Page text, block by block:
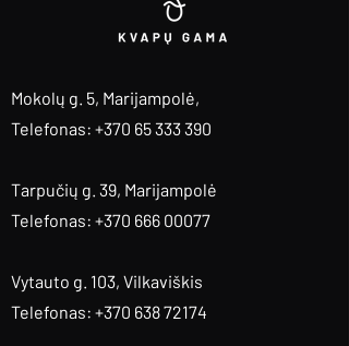
Mokolų g. 5, Marijampolė,
Telefonas: +370 65 333 390
Tarpučių g. 39, Marijampolė
Telefonas: +370 666 00077
Vytauto g. 103, Vilkaviškis
Telefonas: +370 638 72174